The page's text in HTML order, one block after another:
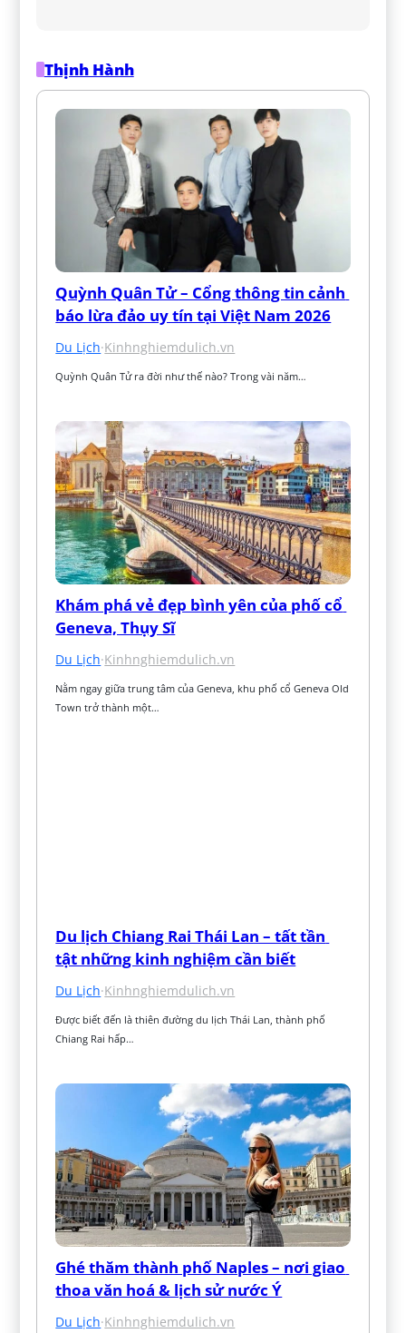
Thịnh Hành
Quỳnh Quân Tử – Cổng thông tin cảnh
báo lừa đảo uy tín tại Việt Nam 2026
Du Lịch·Kinhnghiemdulich.vn
Quỳnh Quân Tử ra đời như thế nào? Trong vài năm…
Khám phá vẻ đẹp bình yên của phố cổ
Geneva, Thụy Sĩ
Du Lịch·Kinhnghiemdulich.vn
Nằm ngay giữa trung tâm của Geneva, khu phố cổ Geneva Old
Town trở thành một…
Du lịch Chiang Rai Thái Lan – tất tần
tật những kinh nghiệm cần biết
Du Lịch·Kinhnghiemdulich.vn
Được biết đến là thiên đường du lịch Thái Lan, thành phố
Chiang Rai hấp…
Ghé thăm thành phố Naples – nơi giao
thoa văn hoá & lịch sử nước Ý
Du Lịch·Kinhnghiemdulich.vn